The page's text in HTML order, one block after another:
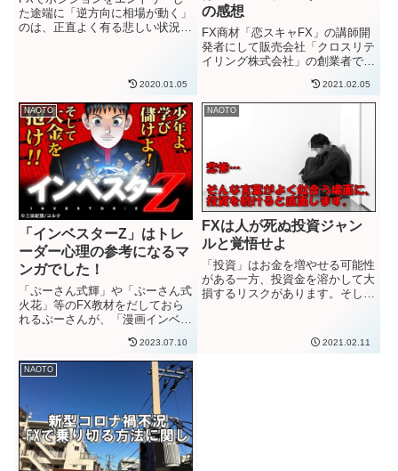
た途端に「逆方向に相場が動く」
のは、正直よく有る悲しい状況で
った方向と逆に動くのは切ないで
押...
2020.01.05
の感想
FX商材「恋スキャFX」の講師開
発者にして販売会社「クロスリテ
イリング株式会社」の創業者であ
書「起業は最上の冒険である。」
を読みました。まず、感想を一言
で書くと…
2021.02.05
NAOTO
「インベスターZ」はトレ
ーダー心理の参考になるマ
ンガでした！
「ぷーさん式輝」や「ぷーさん式
火花」等のFX教材をだしておら
れるぷーさんが、「漫画インベス
かで書いておられて覚えてて。そ
れで僕も読んでみました。投資
家・トレーダーの取り組み方や心
理がうまく描写されていて、面白
か...
2023.07.10
NAOTO
FXは人が死ぬ投資ジャン
ルと覚悟せよ
「投資」はお金を増やせる可能性
がある一方、投資金を溶かして大
損するリスクがあります。そし
タル崩壊することも多々あり、下
手したら破滅願望が暴走して想定
2021.02.11
NAOTO